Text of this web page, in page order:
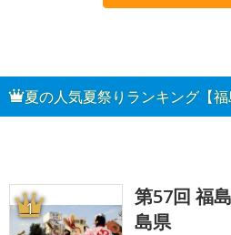
夏の人気夏祭りランキング【福
1
第57回 福
島県